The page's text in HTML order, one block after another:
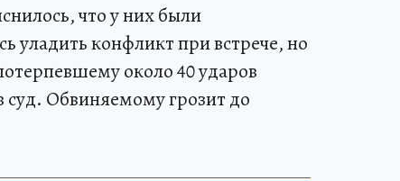
что у них были
конфликт при встрече, но
около 40 ударов
суд. Обвиняемому грозит до